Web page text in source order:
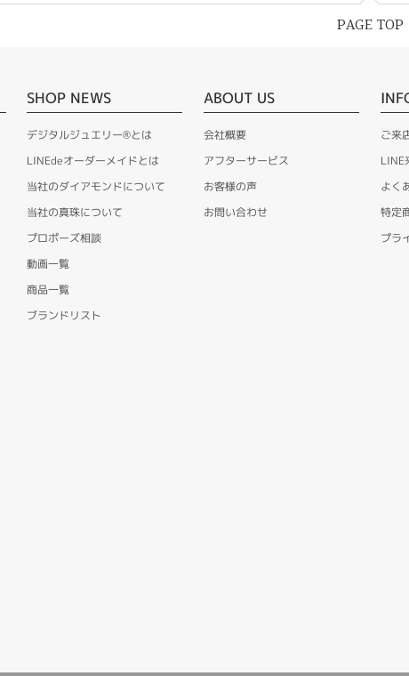
PAGE TOP
SHOP NEWS
デジタルジュエリー®とは
LINEdeオーダーメイドとは
当社のダイアモンドについて
当社の真珠について
プロポーズ相談
動画一覧
商品一覧
ブランドリスト
ABOUT US
会社概要
アフターサービス
お客様の声
お問い合わせ
ご来
LINE
よく
特定
プラ